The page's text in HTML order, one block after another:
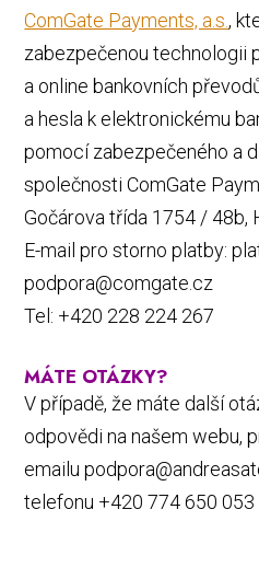
ComGate Payments, a.s.,
zabezpečenou technologii
a online bankovních
a hesla k elektronickému
pomocí zabezpečeného a
společnosti ComGate
Gočárova třída 1754 / 48b,
E-mail pro storno platby:
podpora@comgate.cz
Tel: +420 228 224 267
MÁTE OTÁZKY?
V případě, že máte další
odpovědi na našem webu,
emailu
telefonu +420 774 650